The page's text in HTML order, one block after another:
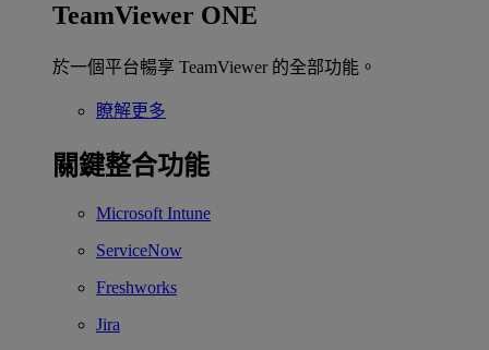
TeamViewer ONE
於一個平台暢享 TeamViewer 的全部功能。
瞭解更多
關鍵整合功能
Microsoft Intune
ServiceNow
Freshworks
Jira